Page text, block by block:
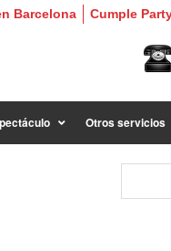
Cumple
Barcelona
Otros servicios